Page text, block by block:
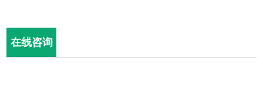
在线咨询